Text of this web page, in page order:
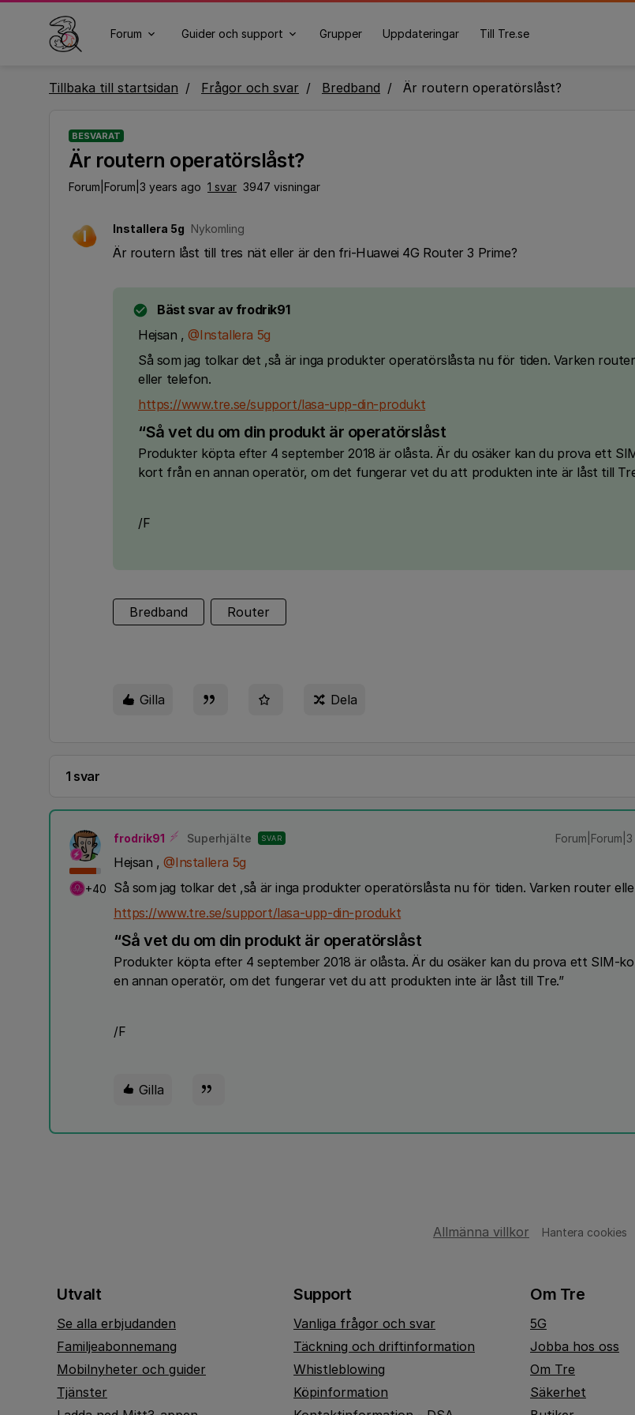
Forum Guider och support Grupper Uppdateringar Till Tre.se
Tillbaka till startsidan Frågor och svar Bredband Är routern operatörslåst?
BESVARAT
Är routern operatörslåst?
Forum|Forum|3 years ago 1 svar 3947 visningar
I Installera 5g Nykomling
Är routern låst till tres nät eller är den fri-Huawei 4G Router 3 Prime?
Bäst svar av frodrik91
Hejsan ,@Installera 5g
Så som jag tolkar det ,så är inga produkter operatörslåsta nu för tiden. Varken router
eller telefon.
https://www.tre.se/support/lasa-upp-din-produkt
“Så vet du om din produkt är operatörslåst
Produkter köpta efter 4 september 2018 är olåsta. Är du osäker kan du prova ett
kort från en annan operatör, om det fungerar vet du att produkten inte är låst till
/F
Bredband Router
Gilla Dela
1 svar
+40
frodrik91 Superhjälte SVAR
Hejsan ,@Installera 5g
Så som jag tolkar det ,så är inga produkter operatörslåsta nu för tiden. Varken router
https://www.tre.se/support/lasa-upp-din-produkt
“Så vet du om din produkt är operatörslåst
Produkter köpta efter 4 september 2018 är olåsta. Är du osäker kan du prova ett SIM-
en annan operatör, om det fungerar vet du att produkten inte är låst till Tre.”
/F
Gilla
Allmänna villkor Hantera cookies
Utvalt
Se alla erbjudanden
Familjeabonnemang
Mobilnyheter och guider
Tjänster
Support
Vanliga frågor och svar
Täckning och driftinformation
Whistleblowing
Köpinformation
Om Tre
5G
Jobba hos oss
Om Tre
Säkerhet